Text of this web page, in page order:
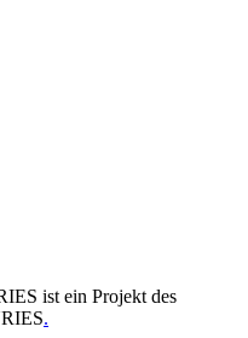
ist ein Projekt des
.